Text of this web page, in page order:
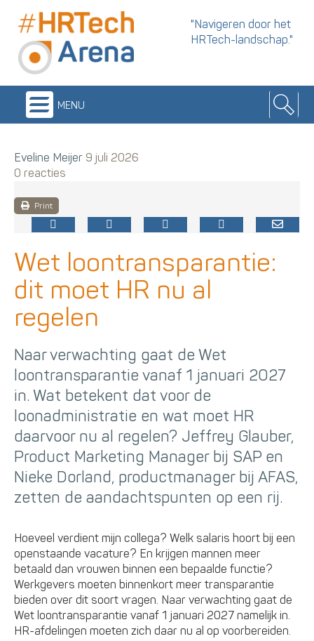
"Navigeren door het
HRTech-landschap."
menu
Eveline Meijer 9 juli 2026
0 reacties
Print
Wet loontransparantie:
dit moet HR nu al
regelen
Naar verwachting gaat de Wet
loontransparantie vanaf 1 januari 2027
in. Wat betekent dat voor de
loonadministratie en wat moet HR
daarvoor nu al regelen? Jeffrey Glauber,
Product Marketing Manager bij SAP en
Nieke Dorland, productmanager bij AFAS,
zetten de aandachtspunten op een rij.
Hoeveel verdient mijn collega? Welk salaris hoort bij een
openstaande vacature? En krijgen mannen meer
betaald dan vrouwen binnen een bepaalde functie?
Werkgevers moeten binnenkort meer transparantie
bieden over dit soort vragen. Naar verwachting gaat de
Wet loontransparantie vanaf 1 januari 2027 namelijk in.
HR-afdelingen moeten zich daar nu al op voorbereiden.